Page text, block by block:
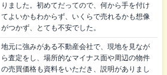
りました。初めてだってので、何から手を付け
てよいかもわからず、いくらで売れるかも想像
がつかず、とても不安でした。
地元に強みがある不動産会社で、現地を見なが
ら査定をし、場所的なマイナス面や周辺の物件
の売買価格も資料をいただき、説明がありまし